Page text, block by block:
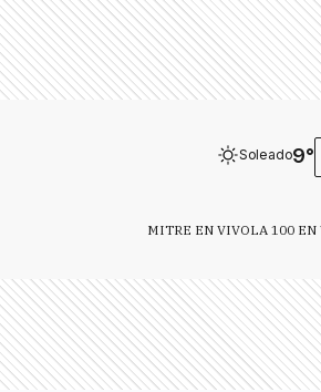
Soleado9°
MITRE EN VIVOLA 100 EN